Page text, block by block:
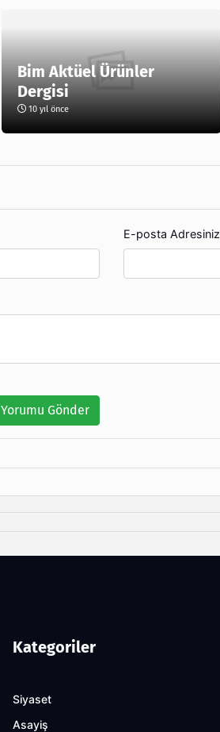
Bim Aktüel Ürünler
Dergisi
10 yıl önce
E-posta Adresiniz
Yorumu Gönder
Kategoriler
Siyaset
Asayiş